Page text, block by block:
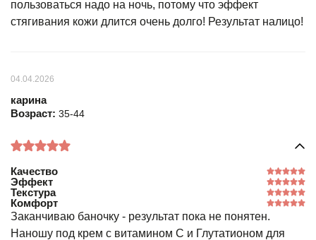
пользоваться надо на ночь, потому что эффект
стягивания кожи длится очень долго! Результат налицо!
04.04.2026
карина
Возраст: 35-44
Качество
Эффект
Текстура
Комфорт
Заканчиваю баночку - результат пока не понятен.
Наношу под крем с витамином С и Глутатионом для